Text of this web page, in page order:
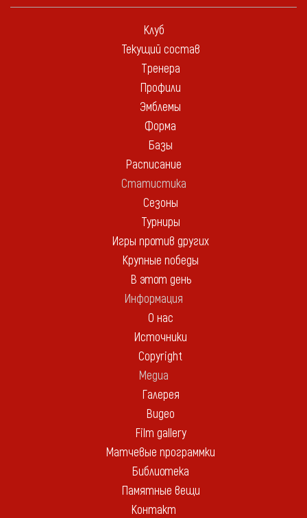
Клуб
Текущий состав
Тренера
Профили
Эмблемы
Форма
Базы
Расписание
Статистика
Сезоны
Турниры
Игры против других
Крупные победы
В этот день
Информация
О нас
Источники
Copyright
Медиа
Галерея
Видео
Film gallery
Матчевые программки
Библиотека
Памятные вещи
Контакт